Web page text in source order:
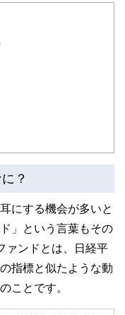
）の上級資格である
パートバンク」にCFP®
イフ・バランス相談室」
事業として教育の格差な
fp-office-kaientai
？
にする機会が多いと
」という言葉もその
ァンドとは、日経平
指標と似たような動
ことです。